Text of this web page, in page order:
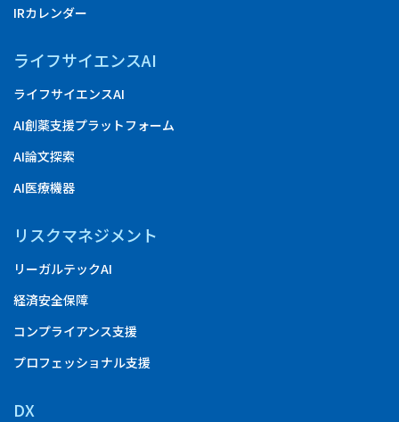
IRカレンダー
ライフサイエンスAI
ライフサイエンスAI
AI創薬支援プラットフォーム
AI論文探索
AI医療機器
リスクマネジメント
リーガルテックAI
経済安全保障
コンプライアンス支援
プロフェッショナル支援
DX